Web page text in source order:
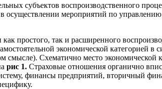
субъектов воспроизводственного
в осуществлении мероприятий по
простого, так и расширенного
экономической категорией
Схематично место экономической
рис 1. Страховые отношения органично
финансы предприятий, вторичный